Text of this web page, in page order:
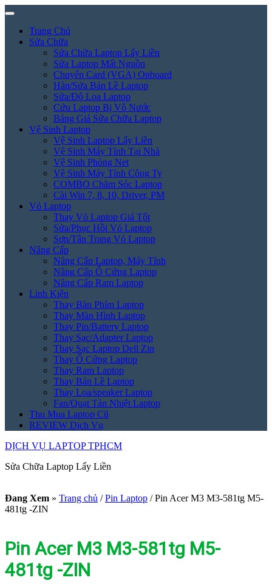
Trang Chủ
Sửa Chữa
Sửa Chữa Laptop Lấy Liền
Sửa Laptop Mất Nguồn
Chuyển Card (VGA) Onboard
Hàn/Sửa Bản Lề Laptop
Sửa/Độ Loa Laptop
Cứu Laptop Bị Vô Nước
Bảng Giá Sửa Chữa Laptop
Vệ Sinh Laptop
Vệ Sinh Laptop Lấy Liền
Vệ Sinh Máy Tính Tại Nhà
Vệ Sinh Phòng Net
Vệ Sinh Máy Tính Công Ty
COMBO Chăm Sóc Laptop
Cài Win 7, 8, 10, Driver, PM
Vỏ Laptop
Thay Vỏ Laptop Giá Tốt
Sửa/Phục Hồi Vỏ Laptop
Sơn/Tân Trang Vỏ Laptop
Nâng Cấp
Nâng Cấp Laptop, Máy Tính
Nâng Cấp Ổ Cứng Laptop
Nâng Cấp Ram Laptop
Linh Kiện
Thay Bàn Phím Laptop
Thay Màn Hình Laptop
Thay Pin/Battery Laptop
Thay Sạc/Adapter Laptop
Thay Sạc Laptop Dell Zin
Thay Ổ Cứng Laptop
Thay Ram Laptop
Thay Bản Lề Laptop
Thay Loa/speaker Laptop
Fan/Quạt Tản Nhiệt Laptop
Thu Mua Laptop Cũ
REVIEW Dịch Vụ
DỊCH VỤ LAPTOP TPHCM
Sửa Chữa Laptop Lấy Liền
Đang Xem » Trang chủ / Pin Laptop /Pin Acer M3 M3-581tg M5-
481tg -ZIN
Pin Acer M3 M3-581tg M5-
481tg -ZIN